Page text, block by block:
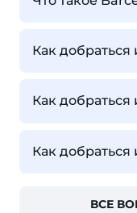
Как
Как
Как добраться
ВСЕ